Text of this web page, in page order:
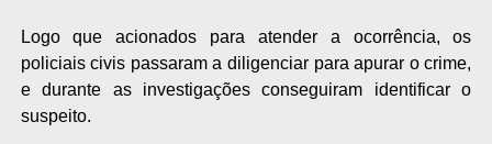
Logo que acionados para atender a ocorrência, os
policiais civis passaram a diligenciar para apurar o crime,
e durante as investigações conseguiram identificar o
suspeito.